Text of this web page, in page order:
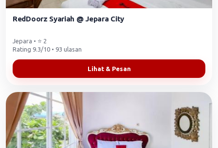
RedDoorz Syariah @ Jepara City
Jepara • ⭐ 2
Rating 9.3/10 • 93 ulasan
Lihat & Pesan